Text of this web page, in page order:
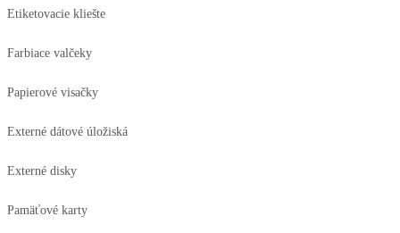
Etiketovacie kliešte
Farbiace valčeky
Papierové visačky
Externé dátové úložiská
Externé disky
Pamäťové karty